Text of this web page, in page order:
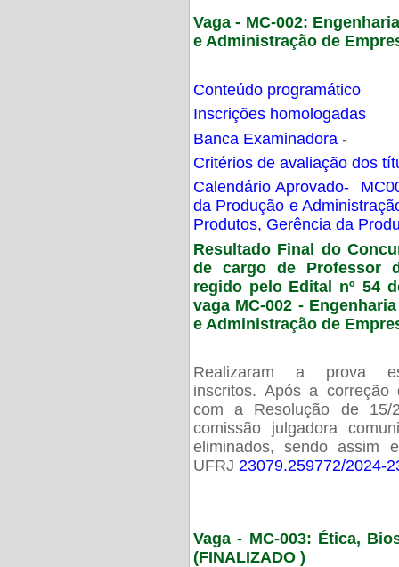
Vaga - MC-002:
e Administração de
Conteúdo programático
Inscrições homologadas
Banca Examinadora -
Critérios de avaliação dos
Calendário Aprovado-
da Produção e
Produtos, Gerência da
Resultado Final do
de cargo de Professor
regido pelo Edital nº 54
vaga MC-002 -
e Administração de
Realizaram a prova
inscritos. Após a
com a Resolução de 15/
comissão julgadora
eliminados, sendo assim
UFRJ 23079.259772/2024-
Vaga - MC-003: Ética,
(FINALIZADO )